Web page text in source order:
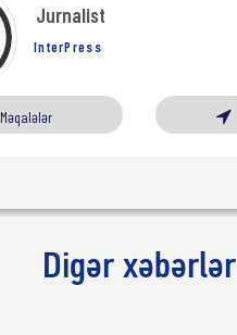
Jurnalist
InterPress
Məqalələr
Digər xəbərlər